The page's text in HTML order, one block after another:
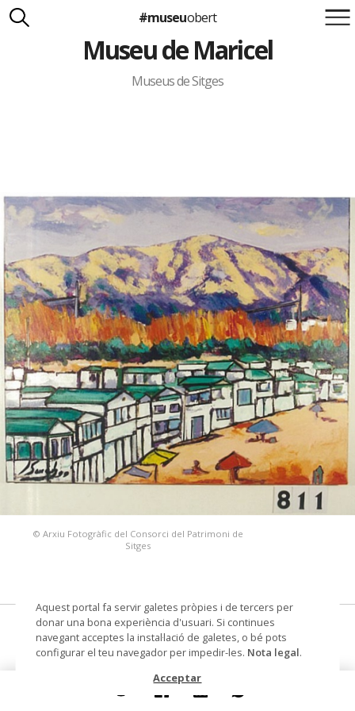
Suma't a la iniciativa
Carlota Royo
Francesca Barcellona
#museuobert
Museu de Maricel
Museus de Sitges
© Arxiu Fotogràfic del Consorci del Patrimoni de
Sitges
Port i platja del Garraf
pintura sobre tela
Aquest portal fa servir galetes pròpies i de tercers per
donar una bona experiència d'usuari. Si continues
navegant acceptes la instal·lació de galetes, o bé pots
configurar el teu navegador per impedir-les. Nota legal.
Acceptar